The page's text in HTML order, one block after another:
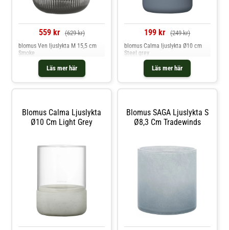
559 kr (629 kr)
Läs mer här
blomus Ven ljuslykta M 15,5 cm
Smoke
199 kr (249 kr)
Läs mer här
blomus Calma ljuslykta Ø10 cm
Steel grey
Blomus Calma Ljuslykta
Ø10 Cm Light Grey
Blomus SAGA Ljuslykta S
Ø8,3 Cm Tradewinds